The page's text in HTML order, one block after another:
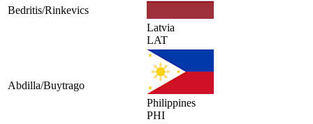
Bedritis/Rinkevics
Latvia
LAT
Abdilla/Buytrago
Philippines
PHI